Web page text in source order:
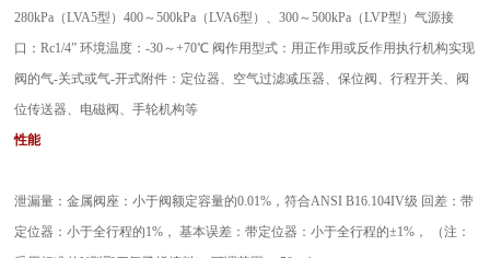
280kPa（LVA5型）400～500kPa（LVA6型）、300～500kPa（LVP型）气源接
口：Rc1/4” 环境温度：-30～+70℃ 阀作用型式：用正作用或反作用执行机构实现
阀的气-关式或气-开式附件：定位器、空气过滤减压器、保位阀、行程开关、阀
位传送器、电磁阀、手轮机构等
性能
泄漏量：金属阀座：小于阀额定容量的0.01%，符合ANSI B16.104IV级 回差：带
定位器：小于全行程的1%， 基本误差：带定位器：小于全行程的±1%， （注：